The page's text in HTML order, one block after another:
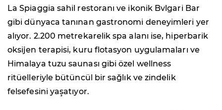
La Spiaggia sahil restoranı ve ikonik Bvlgari Bar
gibi dünyaca tanınan gastronomi deneyimleri yer
alıyor. 2.200 metrekarelik spa alanı ise, hiperbarik
oksijen terapisi, kuru flotasyon uygulamaları ve
Himalaya tuzu saunası gibi özel wellness
ritüelleriyle bütüncül bir sağlık ve zindelik
felsefesini yaşatıyor.